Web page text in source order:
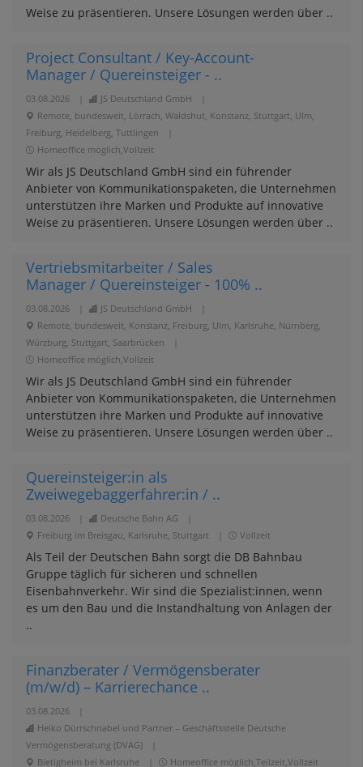
Weise zu präsentieren. Unsere Lösungen werden über ..
Project Consultant / Key-Account-
Manager / Quereinsteiger - ..
03.08.2026 JS Deutschland GmbH
Remote, bundesweit, Lörrach, Waldshut, Konstanz, Stuttgart, Ulm,
Freiburg, Heidelberg, Tuttlingen
Homeoffice möglich,Vollzeit
Wir als JS Deutschland GmbH sind ein führender
Anbieter von Kommunikationspaketen, die Unternehmen
unterstützen ihre Marken und Produkte auf innovative
Weise zu präsentieren. Unsere Lösungen werden über ..
Vertriebsmitarbeiter / Sales
Manager / Quereinsteiger - 100% ..
03.08.2026 JS Deutschland GmbH
Remote, bundesweit, Konstanz, Freiburg, Ulm, Karlsruhe, Nürnberg,
Würzburg, Stuttgart, Saarbrücken
Homeoffice möglich,Vollzeit
Wir als JS Deutschland GmbH sind ein führender
Anbieter von Kommunikationspaketen, die Unternehmen
unterstützen ihre Marken und Produkte auf innovative
Weise zu präsentieren. Unsere Lösungen werden über ..
Quereinsteiger:in als
Zweiwegebaggerfahrer:in / ..
03.08.2026 Deutsche Bahn AG
Freiburg im Breisgau, Karlsruhe, Stuttgart
Vollzeit
Als Teil der Deutschen Bahn sorgt die DB Bahnbau
Gruppe täglich für sicheren und schnellen
Eisenbahnverkehr. Wir sind die Spezialist:innen, wenn
es um den Bau und die Instandhaltung von Anlagen der
..
Finanzberater / Vermögensberater
(m/w/d) – Karrierechance ..
03.08.2026
Heiko Dürrschnabel und Partner – Geschäftsstelle Deutsche
Vermögensberatung (DVAG)
Bietigheim bei Karlsruhe
Homeoffice möglich,Teilzeit,Vollzeit